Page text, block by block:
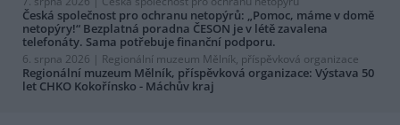
Česká společnost pro ochranu netopýrů: „Pomoc, máme v domě
netopýry!“ Bezplatná poradna ČESON je v létě zavalena
telefonáty. Sama potřebuje finanční podporu.
6. srpna 2026 | Regionální muzeum Mělník, příspěvková organizace
Regionální muzeum Mělník, příspěvková organizace: Výstava 50
let CHKO Kokořínsko - Máchův kraj